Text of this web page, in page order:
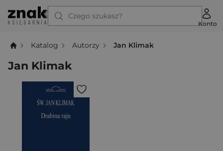
Czego szukasz?
Konto
Katalog Autorzy Jan Klimak
Jan Klimak